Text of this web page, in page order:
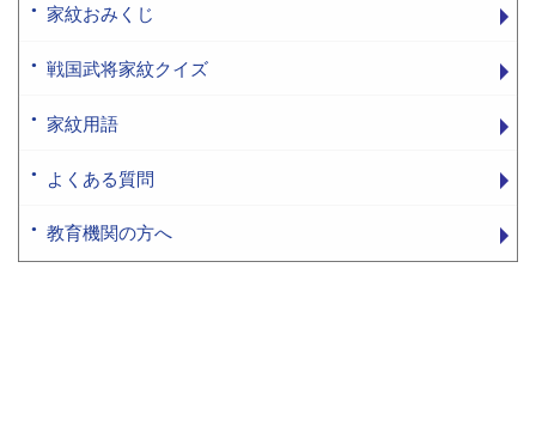
家紋おみくじ
戦国武将家紋クイズ
家紋用語
よくある質問
教育機関の方へ